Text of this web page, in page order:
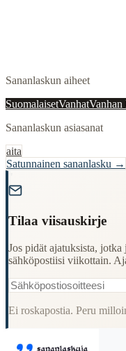
Sananlaskun aiheet
SuomalaisetVanhatVanhan
Sananlaskun asiasanat
aita
Satunnainen sananlasku →
Tilaa viisauskirje
Jos pidät ajatuksista, jotka
sähköpostiisi viikottain.
Ei roskapostia. Peru